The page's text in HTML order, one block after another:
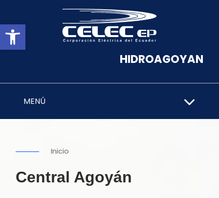
Abrir barra de herramientas
HIDROAGOYAN
MENÚ
Inicio
Central Agoyán